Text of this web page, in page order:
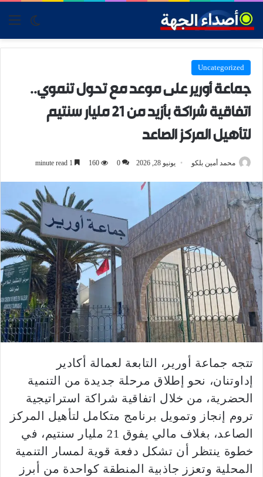
skin
Uncategorized
جماعة أورير على موعد مع تحول تنموي..
اتفاقية شراكة بأزيد من 21 مليار سنتيم
لتأهيل المركز الصاعد
محمد أمين بلكو يونيو 28, 2026 0
160
تتجه جماعة أورير، التابعة لعمالة أكادير
إداوتنان، نحو إطلاق مرحلة جديدة من التنمية
الحضرية، من خلال اتفاقية شراكة استراتيجية
تروم إنجاز وتمويل برنامج متكامل لتأهيل المركز
الصاعد، بغلاف مالي يفوق 21 مليار سنتيم، في
خطوة ينتظر أن تشكل دفعة قوية لمسار التنمية
المحلية وتعزز جاذبية المنطقة كواحدة من أبرز